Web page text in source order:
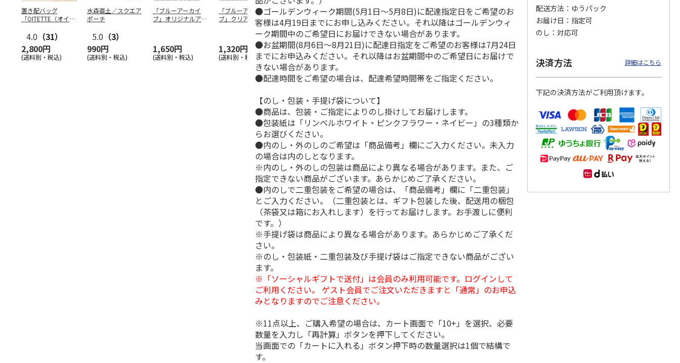
置き配バッグ
「OITETTE（オイテ
4.0 （31）
2,800円
(送料別・税込)
水森亜土／スクエア
ポーチ
5.0 （3）
990円
(送料別・税込)
「ブルーアーカイ
ブ」オリジナルアク
1,650円
(送料別・税込)
「ブルーアーカイ
ブ」クリアファイル
&ステッカーセット
1,320円
(送料別・税込)
アニメ『ジョジョの
奇妙な冒険 黄金の
風』チョコラータと
セッ…
5.0（7）
1,969円
(送料別・税込)
水森亜土／ステッカ
ーセット
600円
(送料別・税込)
リラックマ／マルチ
ケース
5.0 （6）
1,100円
(送料別・税込)
令和八年七月場所
優勝力士純金製小判
【安青錦】
605,000円
(送料・税込)
リラックマ／クリア
ファイル３点セット
(送料別・税込)
●ゴールデンウィーク期間(5月1日～5月8日)に配達指定日をご希望のお
客様は4月19日までにお申し込みください。それ以降はゴールデンウィ
ーク期間中のご希望日にお届けできない場合があります。
●お盆期間(8月6日～8月21日)に配達日指定をご希望のお客様は7月24日
までにお申込みください。それ以降はお盆期間中のご希望日にお届けで
きない場合があります。
●配達時間をご希望の場合は、配達希望時間帯をご指定ください。
【のし・包装・手提げ袋について】
●商品は、包装・ご指定によりのし掛けしてお届けします。
●包装紙は「リンベルホワイト・ピンクフラワー・ネイビー」の3種類か
らお選びください。
●内のし・外のしのご希望は「商品備考」欄にご入力ください。未入力
の場合は内のしとなります。
※内のし・外のしの包装は商品により異なる場合があります。また、ご
指定できない商品がございます。あらかじめご了承ください。
●内のしで二重包装をご希望の場合は、「商品備考」欄に「二重包装」
とご入力ください。（二重包装とは、ギフト包装した後、配送用の梱包
（茶袋又は箱にお入れします）を行ってお届けします。お手渡しに便利
です。）
※手提げ袋は商品により異なる場合があります。あらかじめご了承くだ
さい。
※のし・包装紙・二重包装及び手提げ袋はご指定できない商品がござい
ます。
※「ソーシャルギフトで送付」は会員のみ利用可能です。ログインして
ご利用ください。 ゲスト会員でご注文いただきますと「通常」のお申込
みとなりますのでご注意ください。
※11点以上、ご購入希望の場合は、カート画面で「10+」を選択、必要
数量を入力し「再計算」ボタンを押下してください。
当画面での「カートに入れる」ボタン押下時の数量選択は1個で結構で
す。
配送方法
ゆうパック
お届け日
指定可
のし
対応可
決済方法 詳細はこちら
下記の決済方法がご利用頂けます。